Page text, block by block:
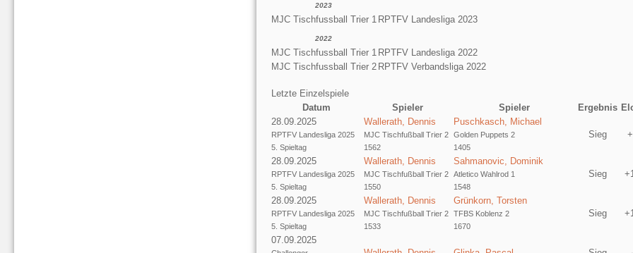
2023
MJC Tischfussball Trier 1 RPTFV Landesliga 2023
2022
MJC Tischfussball Trier 1 RPTFV Landesliga 2022
MJC Tischfussball Trier 2 RPTFV Verbandsliga 2022
Letzte Einzelspiele
Datum
Spieler Spieler Ergebnis
28.09.2025
RPTFV Landesliga 2025
5. Spieltag
Wallerath, Dennis
MJC Tischfußball Trier 2
1562
Puschkasch, Michael
Golden Puppets 2
1405
Sieg
28.09.2025
RPTFV Landesliga 2025
5. Spieltag
Wallerath, Dennis
MJC Tischfußball Trier 2
1550
Sahmanovic, Dominik
Atletico Wahlrod 1
1548
Sieg
28.09.2025
RPTFV Landesliga 2025
5. Spieltag
Wallerath, Dennis
MJC Tischfußball Trier 2
1533
Grünkorn, Torsten
TFBS Koblenz 2
1670
Sieg
07.09.2025